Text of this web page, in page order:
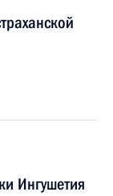
Ингушетия